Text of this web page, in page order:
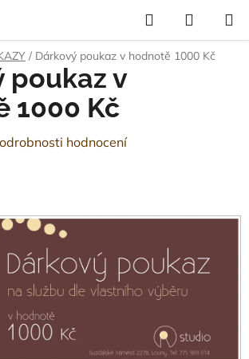
Hledat
KOŠÍK
/ Dárkový poukaz v hodnotě 1000 Kč
poukaz v
1000 Kč
hodnocení